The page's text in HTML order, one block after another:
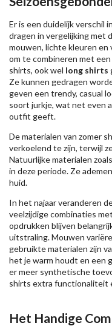
Er is een duidelijk verschil
dragen in vergelijking met
mouwen, lichte kleuren
om te combineren met
shirts, ook wel long shirts
Ze kunnen gedragen
geven een trendy, casual
soort jurkje, wat net even
outfit geeft.
De materialen van zomer
verkoelend te zijn, terwijl
Natuurlijke materialen
in deze periode. Ze
huid.
In het najaar veranderen
veelzijdige combinaties
opdrukken blijven
uitstraling. Mouwen
gebruikte materialen zijn
het je warm houdt en een
er meer synthetische
shirts extra functionaliteit
Het Handige